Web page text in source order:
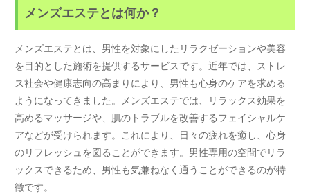
メンズエステとは何か？
メンズエステとは、男性を対象にしたリラクゼーションや美容
を目的とした施術を提供するサービスです。近年では、ストレ
ス社会や健康志向の高まりにより、男性も心身のケアを求める
ようになってきました。メンズエステでは、リラックス効果を
高めるマッサージや、肌のトラブルを改善するフェイシャルケ
アなどが受けられます。これにより、日々の疲れを癒し、心身
のリフレッシュを図ることができます。男性専用の空間でリラ
ックスできるため、男性も気兼ねなく通うことができるのが特
徴です。